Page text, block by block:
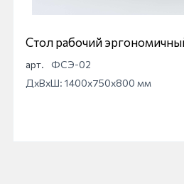
Стол рабочий
арт.
ФСЭ-02
ДхВхШ: 1400x750x800 мм